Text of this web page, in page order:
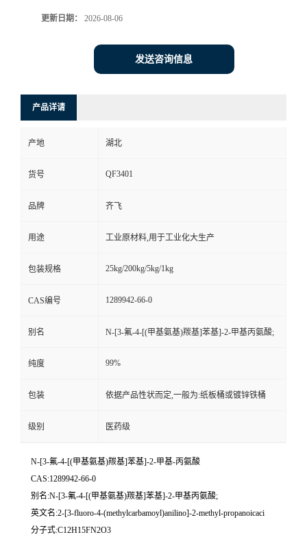
联
线
留
言
更新日期： 2026-08-06
发送咨询信息
产品详请
产地 湖北
货号 QF3401
品牌 齐飞
用途 工业原材料,用于工业化大生产
包装规格 25kg/200kg/5kg/1kg
CAS编号 1289942-66-0
别名 N-[3-氟-4-[(甲基氨基)羰基]苯基]-2-甲基丙氨酸;
纯度 99%
包装 依据产品性状而定,一般为:纸板桶或镀锌铁桶
级别 医药级
N-[3-氟-4-[(甲基氨基)羰基]苯基]-2-甲基-丙氨酸
CAS:1289942-66-0
别名:N-[3-氟-4-[(甲基氨基)羰基]苯基]-2-甲基丙氨酸;
英文名:2-[3-fluoro-4-(methylcarbamoyl)anilino]-2-methyl-propanoicaci
分子式:C12H15FN2O3